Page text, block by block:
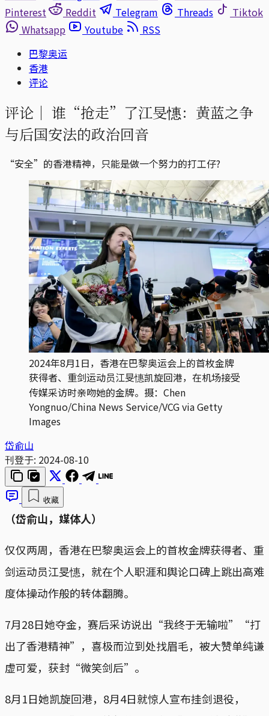
Pinterest
Reddit Telegram Threads
Tiktok
Whatsapp
Youtube
RSS
巴黎奥运
香港
评论
评论｜ 谁“抢走”了江旻憓：黄蓝之争
与后国安法的政治回音
“安全”的香港精神，只能是做一个努力的打工仔?
2024年8月1日，香港在巴黎奥运会上的首枚金牌
获得者、重剑运动员江旻憓凯旋回港，在机场接受
传媒采访时亲吻她的金牌。摄：Chen
Yongnuo/China News Service/VCG via Getty
Images
岱俞山
刊登于: 2024-08-10
收藏
（岱俞山，媒体人）
仅仅两周，香港在巴黎奥运会上的首枚金牌获得者、重
剑运动员江旻憓，就在个人职涯和舆论口碑上跳出高难
度体操动作般的转体翻腾。
7月28日她夺金，赛后采访说出“我终于无输啦”“打
出了香港精神”，喜极而泣到处找眉毛，被大赞单纯谦
虚可爱，获封“微笑剑后”。
8月1日她凯旋回港，8月4日就惊人宣布挂剑退役，